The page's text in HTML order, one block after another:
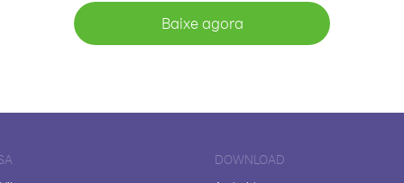
Baixe agora
DOWNLOAD